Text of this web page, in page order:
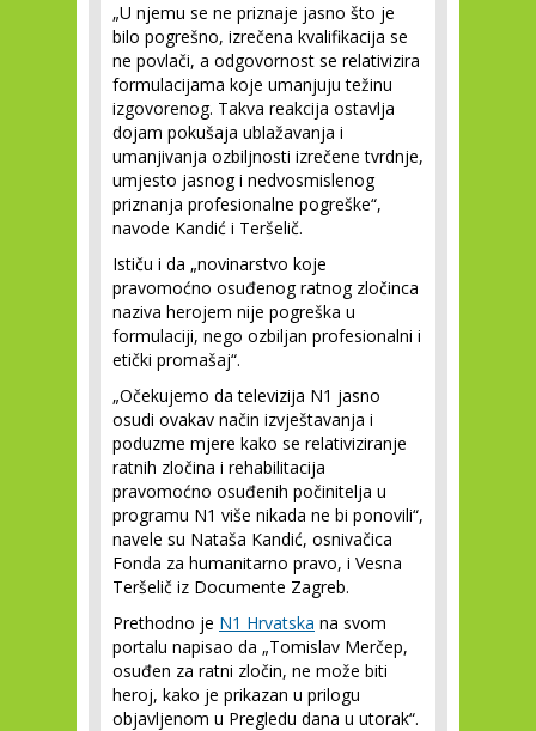
„U njemu se ne priznaje jasno što je
bilo pogrešno, izrečena kvalifikacija se
ne povlači, a odgovornost se relativizira
formulacijama koje umanjuju težinu
izgovorenog. Takva reakcija ostavlja
dojam pokušaja ublažavanja i
umanjivanja ozbiljnosti izrečene tvrdnje,
umjesto jasnog i nedvosmislenog
priznanja profesionalne pogreške“,
navode Kandić i Teršelič.
Ističu i da „novinarstvo koje
pravomoćno osuđenog ratnog zločinca
naziva herojem nije pogreška u
formulaciji, nego ozbiljan profesionalni i
etički promašaj“.
„Očekujemo da televizija N1 jasno
osudi ovakav način izvještavanja i
poduzme mjere kako se relativiziranje
ratnih zločina i rehabilitacija
pravomoćno osuđenih počinitelja u
programu N1 više nikada ne bi ponovili“,
navele su Nataša Kandić, osnivačica
Fonda za humanitarno pravo, i Vesna
Teršelič iz Documente Zagreb.
Prethodno je N1 Hrvatska na svom
portalu napisao da „Tomislav Merčep,
osuđen za ratni zločin, ne može biti
heroj, kako je prikazan u prilogu
objavljenom u Pregledu dana u utorak“.